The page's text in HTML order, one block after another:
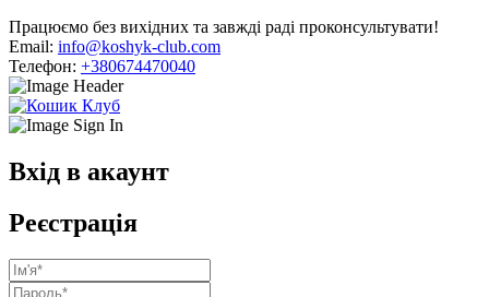
Працюємо без вихідних та завжді раді проконсультувати!
Email: info@koshyk-club.com
Телефон: +380674470040
Вхід в акаунт
Реєстрація